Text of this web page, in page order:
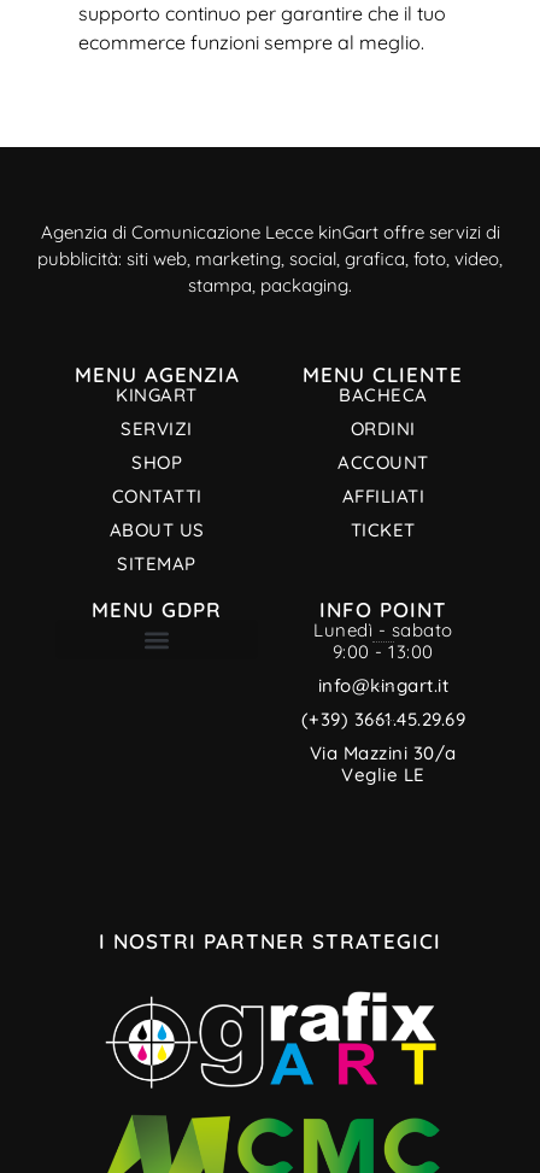
supporto continuo per garantire che il tuo
ecommerce funzioni sempre al meglio.
Agenzia di Comunicazione Lecce kinGart offre servizi di
pubblicità: siti web, marketing, social, grafica, foto, video,
stampa, packaging.
MENU AGENZIA
KINGART
SERVIZI
SHOP
CONTATTI
ABOUT US
SITEMAP
MENU CLIENTE
BACHECA
ORDINI
ACCOUNT
AFFILIATI
TICKET
MENU GDPR INFO POINT
Lunedì - sabato
9:00 - 13:00
info@kingart.it
(+39) 3661.45.29.69
Via Mazzini 30/a
Veglie LE
I NOSTRI PARTNER STRATEGICI